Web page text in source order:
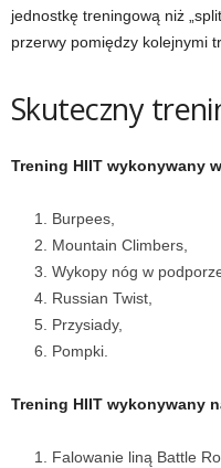
jednostkę treningową niż
przerwy pomiędzy kolejnymi
Skuteczny
Trening HIIT wykonywany
Burpees,
Mountain Climbers,
Wykopy nóg w
Russian Twist,
Przysiady,
Pompki.
Trening HIIT wykonywany
Falowanie liną Battle